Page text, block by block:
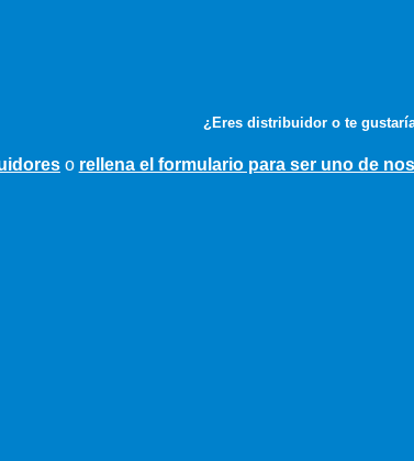
¿Eres distribuidor o te
o rellena el formulario para ser uno de